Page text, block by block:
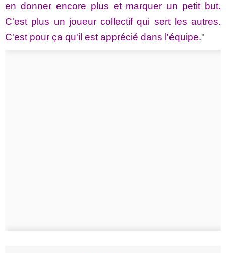
en donner encore plus et marquer un petit but.
C'est plus un joueur collectif qui sert les autres.
C'est pour ça qu'il est apprécié dans l'équipe."